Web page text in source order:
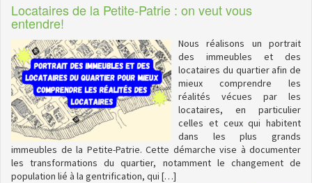
Locataires de la Petite-Patrie : on veut vous
entendre!
Nous réalisons un portrait
des immeubles et des
locataires du quartier afin de
mieux comprendre les
réalités vécues par les
locataires, en particulier
celles et ceux qui habitent
dans les plus grands
immeubles de la Petite-Patrie. Cette démarche vise à documenter
les transformations du quartier, notamment le changement de
population lié à la gentrification, qui […]